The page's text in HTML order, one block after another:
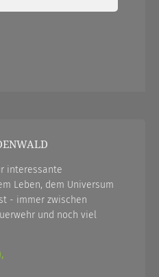
interessante
Leben, dem Universum
- immer zwischen
und noch viel